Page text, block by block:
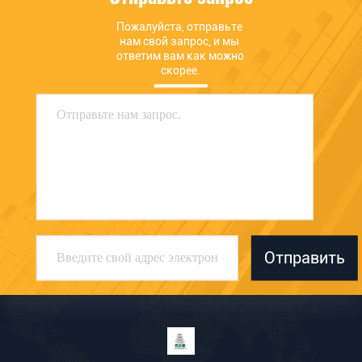
Пожалуйста, отправьте
нам свой запрос, и мы
ответим вам как можно
скорее.
Отправить